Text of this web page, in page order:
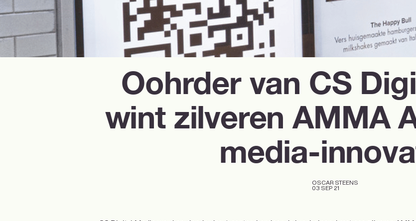
Oohrder van CS
wint zilveren AMMA
media-
OSCAR STEENS
03 SEP 21